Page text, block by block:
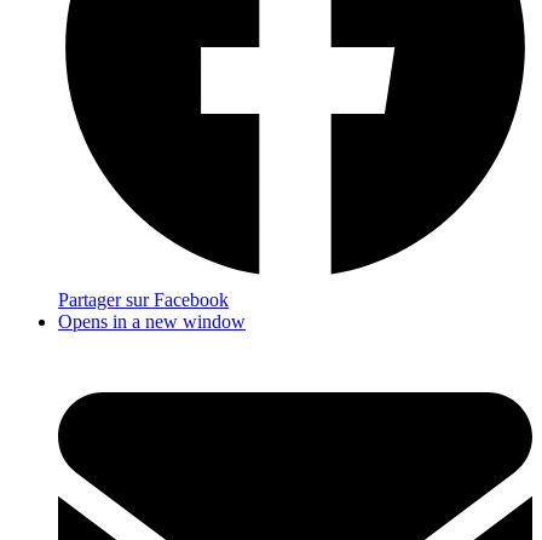
Partager sur Facebook
Opens in a new window